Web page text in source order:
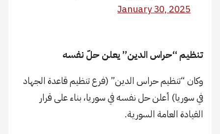
January 30, 2025
تنظيم “حراس الدين” يعلن حلّ نفسه
وكان “تنظيم حراس الدين” (فرع تنظيم قاعدة الجهاد
في سوريا) أعلن حل نفسه في سوريا، بناء على قرار
القيادة العامة السورية.